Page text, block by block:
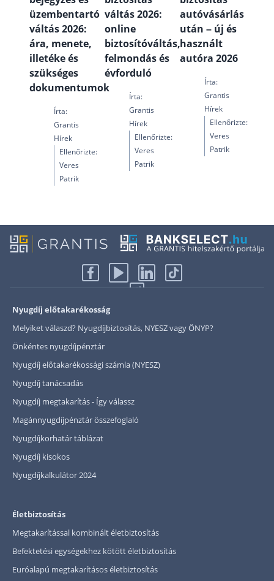
üzembentartó
váltás 2026:
ára, menete,
illetéke és
szükséges
dokumentumok
Írta:
Grantis
Hírek
Ellenőrizte:
Veres
Patrik
váltás 2026:
online
biztosítóváltás,
felmondás és
évforduló
Írta:
Grantis
Hírek
Ellenőrizte:
Veres
Patrik
autóvásárlás
után – új és
használt
autóra 2026
Írta:
Grantis
Hírek
Ellenőrizte:
Veres
Patrik
Nyugdíj előtakarékosság
Melyiket válaszd? Nyugdíjbiztosítás, NYESZ vagy ÖNYP?
Önkéntes nyugdíjpénztár
Nyugdíj előtakarékossági számla (NYESZ)
Nyugdíj tanácsadás
Nyugdíj megtakarítás - Így válassz
Magánnyugdíjpénztár összefoglaló
Nyugdíjkorhatár táblázat
Nyugdíj kisokos
Nyugdíjkalkulátor 2024
Életbiztosítás
Megtakarítással kombinált életbiztosítás
Befektetési egységekhez kötött életbiztosítás
Euróalapú megtakarításos életbiztosítás